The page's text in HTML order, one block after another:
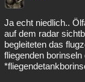
Ja echt niedlich..
auf dem radar
begleiteten das
fliegenden